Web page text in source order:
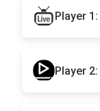
Player 1:
Player 2: